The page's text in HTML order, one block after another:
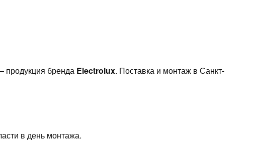
продукция бренда Electrolux. Поставка и монтаж в Санкт-
в день монтажа.